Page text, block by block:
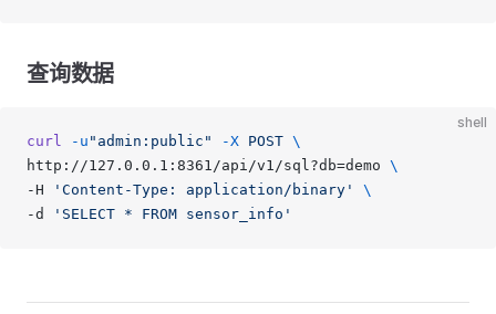
查询数据
shell
curl -u "admin:public" -X POST \
http://127.0.0.1:8361/api/v1/sql?db=demo \
-H
'Content-Type: application/binary'
\
-d
'SELECT * FROM sensor_info'